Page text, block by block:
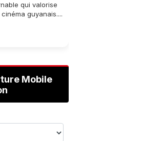
qui valorise
guyanais....
Mobile